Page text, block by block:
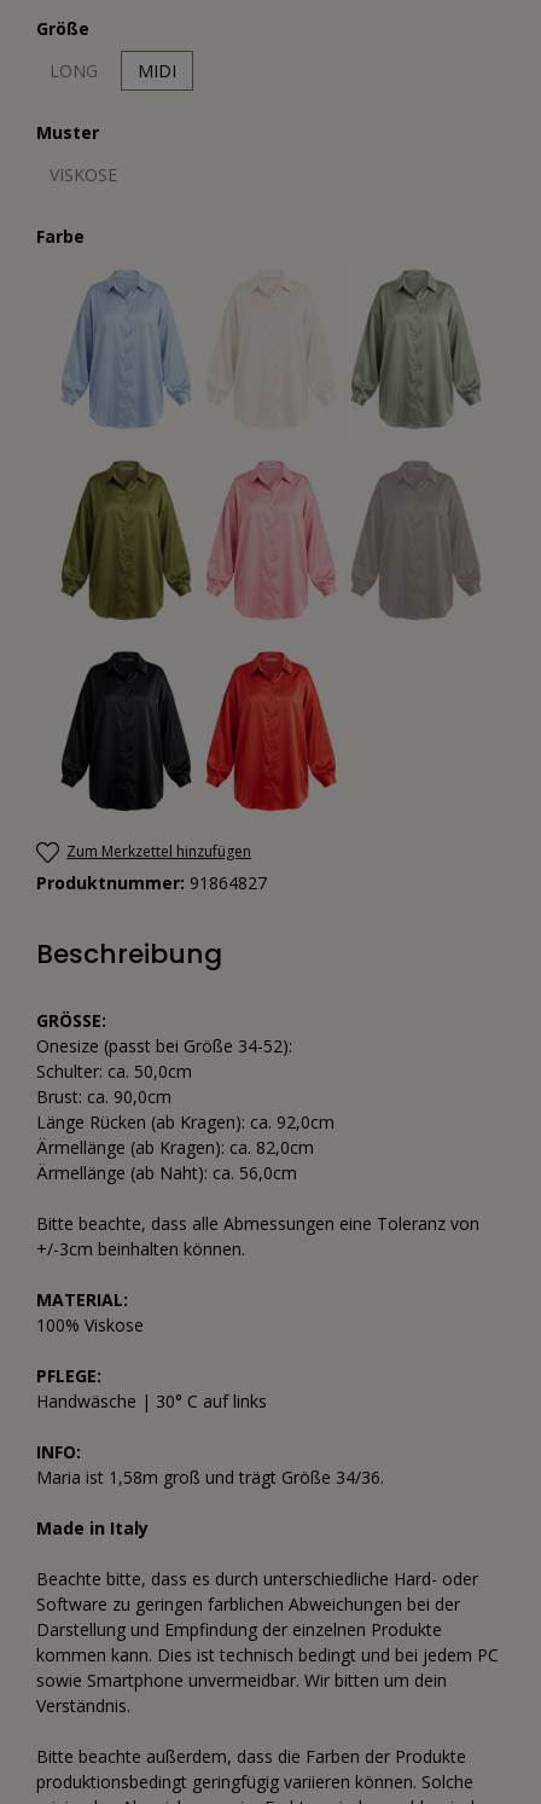
Größe
LONG
MIDI
Muster
VISKOSE
Farbe
Zum Merkzettel hinzufügen
Produktnummer: 91864827
Beschreibung
GRÖSSE:
Onesize (passt bei Größe 34-52):
Schulter: ca. 50,0cm
Brust: ca. 90,0cm
Länge Rücken (ab Kragen): ca. 92,0cm
Ärmellänge (ab Kragen): ca. 82,0cm
Ärmellänge (ab Naht): ca. 56,0cm
Bitte beachte, dass alle Abmessungen eine Toleranz von
+/-3cm beinhalten können.
MATERIAL:
100% Viskose
PFLEGE:
Handwäsche | 30° C auf links
INFO:
Maria ist 1,58m groß und trägt Größe 34/36.
Made in Italy
Beachte bitte, dass es durch unterschiedliche Hard- oder
Software zu geringen farblichen Abweichungen bei der
Darstellung und Empfindung der einzelnen Produkte
kommen kann. Dies ist technisch bedingt und bei jedem PC
sowie Smartphone unvermeidbar. Wir bitten um dein
Verständnis.
Bitte beachte außerdem, dass die Farben der Produkte
produktionsbedingt geringfügig variieren können. Solche